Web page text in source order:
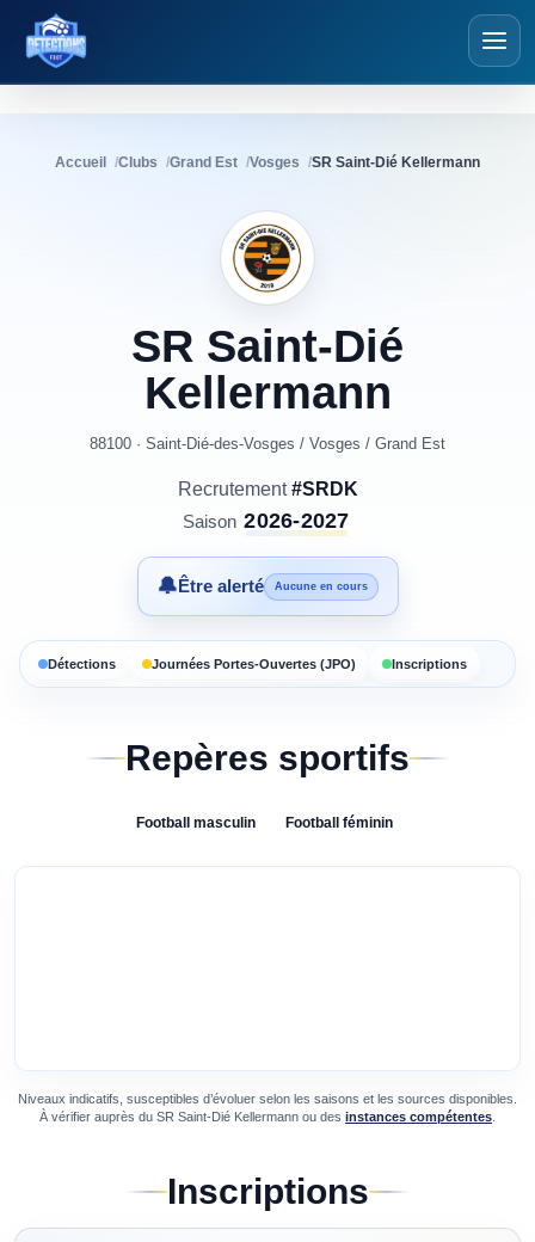
Détections Foot
Accueil Clubs Grand Est Vosges SR Saint-Dié Kellermann
SR Saint-Dié
Kellermann
88100 · Saint-Dié-des-Vosges / Vosges / Grand Est
Recrutement#SRDK
Saison 2026-2027
🔔Être alerté Aucune en cours
Détections Journées Portes-Ouvertes (JPO) Inscriptions
Repères sportifs
Football masculin Football féminin
Niveaux indicatifs, susceptibles d’évoluer selon les saisons et les sources disponibles.
À vérifier auprès du SR Saint-Dié Kellermann ou des instances compétentes
Inscriptions